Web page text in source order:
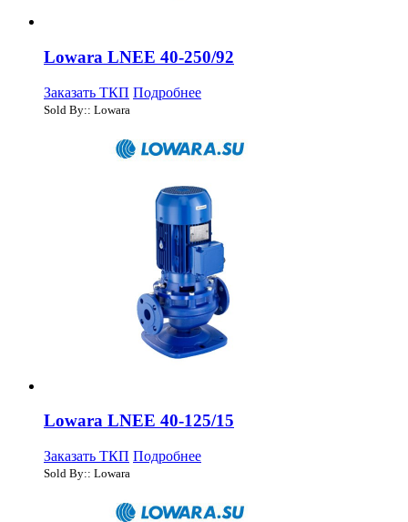
Lowara LNEE 40-250/92
Заказать ТКП Подробнее
Sold By:: Lowara
Lowara LNEE 40-125/15
Заказать ТКП Подробнее
Sold By:: Lowara